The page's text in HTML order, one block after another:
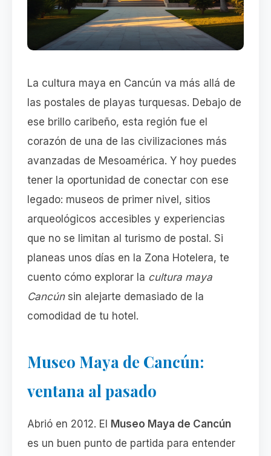
La cultura maya en Cancún va más allá de
las postales de playas turquesas. Debajo de
ese brillo caribeño, esta región fue el
corazón de una de las civilizaciones más
avanzadas de Mesoamérica. Y hoy puedes
tener la oportunidad de conectar con ese
legado: museos de primer nivel, sitios
arqueológicos accesibles y experiencias
que no se limitan al turismo de postal. Si
planeas unos días en la Zona Hotelera, te
cuento cómo explorar la cultura maya
Cancúnsin alejarte demasiado de la
comodidad de tu hotel.
Museo Maya de Cancún:
ventana al pasado
Abrió en 2012. El
Museo Maya de Cancún
es un buen punto de partida para entender